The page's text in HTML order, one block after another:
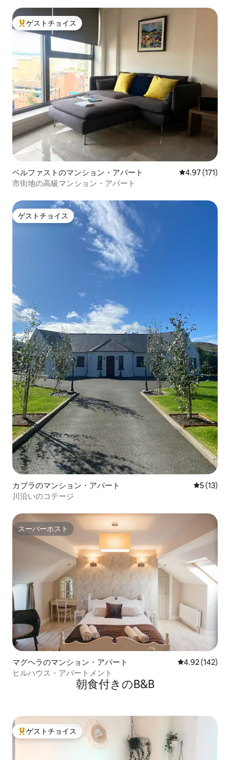
大好評のゲストチョイスです。
ゲストチョイス
ベルファストのマンション・アパート レビュー171
4.97 (171)
市街地の高級マンション・アパート
ゲストチョイス
ゲストチョイス
カブラのマンション・アパート レビュー
5 (13)
川沿いのコテージ
スーパーホスト
スーパーホスト
マグヘラのマンション・アパート レビュー142
4.92 (142)
ヒルハウス・アパートメント
朝食付きのB&B
大好評のゲストチョイスです。
ゲストチョイス